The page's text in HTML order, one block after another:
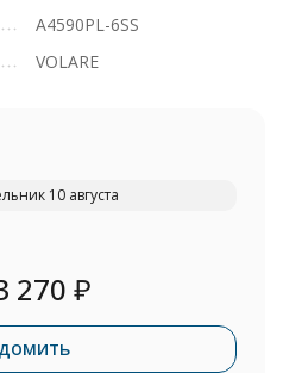
A4590PL-6SS
VOLARE
10 августа
270 ₽